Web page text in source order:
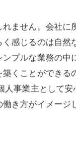
ません。会社
感じるのは自然
プルな業務の
くことができ
事業主として
き方がイメージ